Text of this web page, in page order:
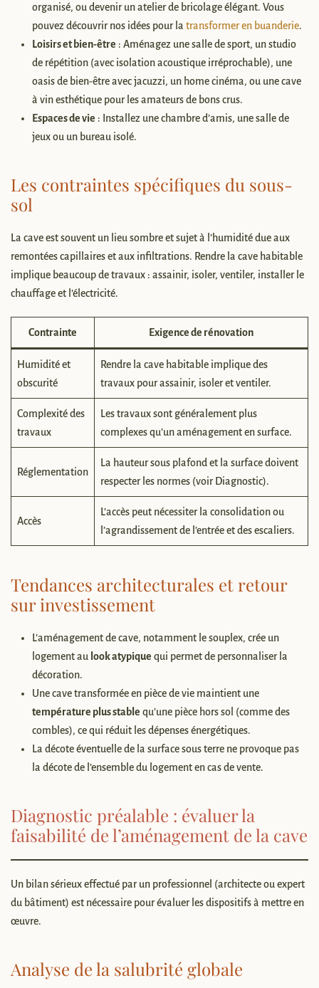
organisé, ou devenir un atelier de bricolage élégant. Vous
pouvez découvrir nos idées pour la transformer en buanderie.
Loisirs et bien-être : Aménagez une salle de sport, un studio
de répétition (avec isolation acoustique irréprochable), une
oasis de bien-être avec jacuzzi, un home cinéma, ou une cave
à vin esthétique pour les amateurs de bons crus.
Espaces de vie : Installez une chambre d’amis, une salle de
jeux ou un bureau isolé.
Les contraintes spécifiques du sous-
sol
La cave est souvent un lieu sombre et sujet à l’humidité due aux
remontées capillaires et aux infiltrations. Rendre la cave habitable
implique beaucoup de travaux : assainir, isoler, ventiler, installer le
chauffage et l’électricité.
Contrainte Exigence de rénovation
Humidité et
obscurité
Rendre la cave habitable implique des
travaux pour assainir, isoler et ventiler.
Complexité des
travaux
Les travaux sont généralement plus
complexes qu’un aménagement en surface.
Réglementation
La hauteur sous plafond et la surface doivent
respecter les normes (voir Diagnostic).
Accès
L’accès peut nécessiter la consolidation ou
l’agrandissement de l’entrée et des escaliers.
Tendances architecturales et retour
sur investissement
L’aménagement de cave, notamment le souplex, crée un
logement au look atypique qui permet de personnaliser la
décoration.
Une cave transformée en pièce de vie maintient une
température plus stable qu’une pièce hors sol (comme des
combles), ce qui réduit les dépenses énergétiques.
La décote éventuelle de la surface sous terre ne provoque pas
la décote de l’ensemble du logement en cas de vente.
Diagnostic préalable : évaluer la
faisabilité de l’aménagement de la cave
Un bilan sérieux effectué par un professionnel (architecte ou expert
du bâtiment) est nécessaire pour évaluer les dispositifs à mettre en
œuvre.
Analyse de la salubrité globale